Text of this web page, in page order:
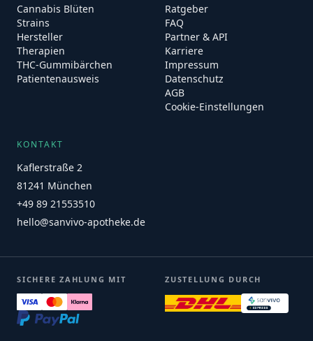
Cannabis Blüten
Strains
Hersteller
Therapien
THC-Gummibärchen
Patientenausweis
Ratgeber
FAQ
Partner & API
Karriere
Impressum
Datenschutz
AGB
Cookie-Einstellungen
KONTAKT
Kaflerstraße 2
81241 München
+49 89 21553510
hello@sanvivo-apotheke.de
SICHERE ZAHLUNG MIT ZUSTELLUNG DURCH